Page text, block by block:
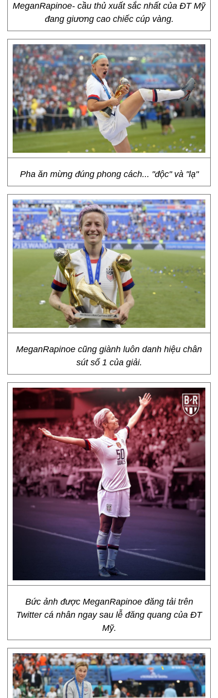
MeganRapinoe- cầu thủ xuất sắc nhất của ĐT Mỹ
đang giương cao chiếc cúp vàng.
Pha ăn mừng đúng phong cách... "độc" và "lạ"
MeganRapinoe cũng giành luôn danh hiệu chân
sút số 1 của giải.
Bức ảnh được MeganRapinoe đăng tải trên
Twitter cá nhân ngay sau lễ đăng quang của ĐT
Mỹ.